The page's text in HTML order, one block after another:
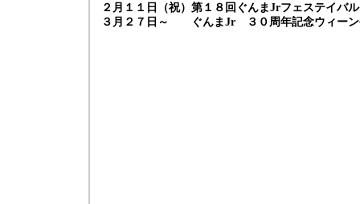
２月１１日（祝）第１８回ぐんまJrフェステイバ
３月２７日～ ぐんまJr ３０周年記念ウィー